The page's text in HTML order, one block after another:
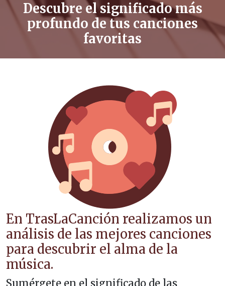
Descubre el significado más
profundo de tus canciones
favoritas
En TrasLaCanción realizamos un
análisis de las mejores canciones
para descubrir el alma de la
música.
Sumérgete en el significado de las